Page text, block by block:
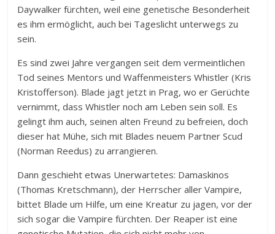
Daywalker fürchten, weil eine genetische Besonderheit
es ihm ermöglicht, auch bei Tageslicht unterwegs zu
sein.
Es sind zwei Jahre vergangen seit dem vermeintlichen
Tod seines Mentors und Waffenmeisters Whistler (Kris
Kristofferson). Blade jagt jetzt in Prag, wo er Gerüchte
vernimmt, dass Whistler noch am Leben sein soll. Es
gelingt ihm auch, seinen alten Freund zu befreien, doch
dieser hat Mühe, sich mit Blades neuem Partner Scud
(Norman Reedus) zu arrangieren.
Dann geschieht etwas Unerwartetes: Damaskinos
(Thomas Kretschmann), der Herrscher aller Vampire,
bittet Blade um Hilfe, um eine Kreatur zu jagen, vor der
sich sogar die Vampire fürchten. Der Reaper ist eine